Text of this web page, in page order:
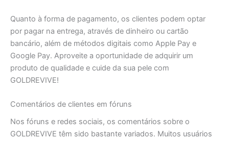
Quanto à forma de pagamento, os clientes podem optar
por pagar na entrega, através de dinheiro ou cartão
bancário, além de métodos digitais como Apple Pay e
Google Pay. Aproveite a oportunidade de adquirir um
produto de qualidade e cuide da sua pele com
GOLDREVIVE!
Comentários de clientes em fóruns
Nos fóruns e redes sociais, os comentários sobre o
GOLDREVIVE têm sido bastante variados. Muitos usuários